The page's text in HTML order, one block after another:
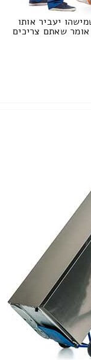
יעביר אותו
שאתם צריכים